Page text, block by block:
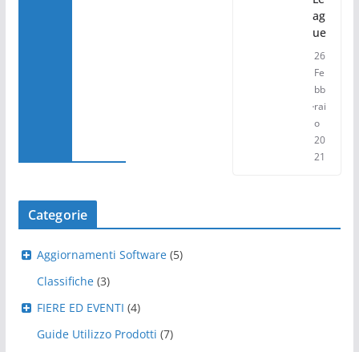
ag
ue
26
Fe
bb
rai
o
20
21
Categorie
Aggiornamenti Software (5)
Classifiche (3)
FIERE ED EVENTI (4)
Guide Utilizzo Prodotti (7)